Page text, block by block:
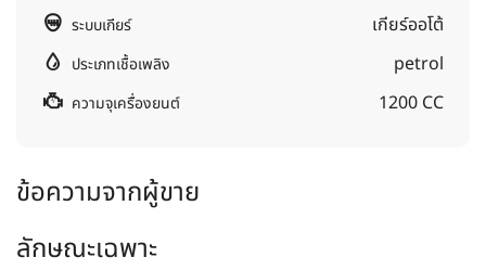
ระบบเกียร์ เกียร์ออโต้
ประเภทเชื้อเพลิง petrol
ความจุเครื่องยนต์ 1200 CC
ข้อความจากผู้ขาย
ลักษณะเฉพาะ